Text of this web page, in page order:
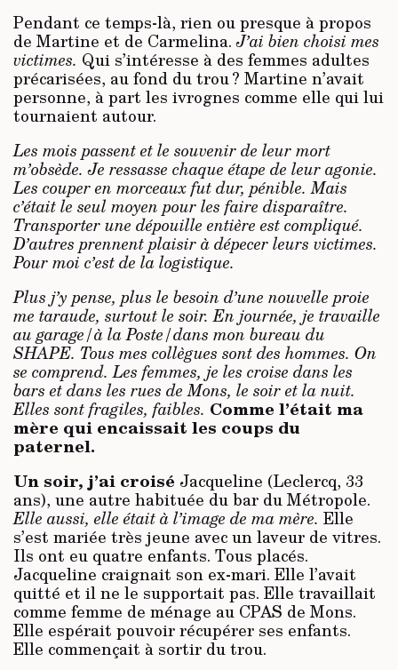
Pendant ce temps-là, rien ou presque à propos
de Martine et de Carmelina.J’ai bien choisi mes
victimes. Qui s’intéresse à des femmes adultes
précarisées, au fond du trou ? Martine n’avait
personne, à part les ivrognes comme elle qui lui
tournaient autour.
Les mois passent et le souvenir de leur mort
m’obsède. Je ressasse chaque étape de leur agonie.
Les couper en morceaux fut dur, pénible. Mais
c’était le seul moyen pour les faire disparaître.
Transporter une dépouille entière est compliqué.
D’autres prennent plaisir à dépecer leurs victimes.
Pour moi c’est de la logistique.
Plus j’y pense, plus le besoin d’une nouvelle proie
me taraude, surtout le soir. En journée, je travaille
au garage/à la Poste/dans mon bureau du
SHAPE. Tous mes collègues sont des hommes. On
se comprend. Les femmes, je les croise dans les
bars et dans les rues de Mons, le soir et la nuit.
Elles sont fragiles, faibles. Comme l’était ma
mère qui encaissait les coups du
paternel.
Un soir, j’ai croisé Jacqueline (Leclercq, 33
ans), une autre habituée du bar du Métropole.
Elle aussi, elle était à l’image de ma mère. Elle
s’est mariée très jeune avec un laveur de vitres.
Ils ont eu quatre enfants. Tous placés.
Jacqueline craignait son ex-mari. Elle l’avait
quitté et il ne le supportait pas. Elle travaillait
comme femme de ménage au CPAS de Mons.
Elle espérait pouvoir récupérer ses enfants.
Elle commençait à sortir du trou.